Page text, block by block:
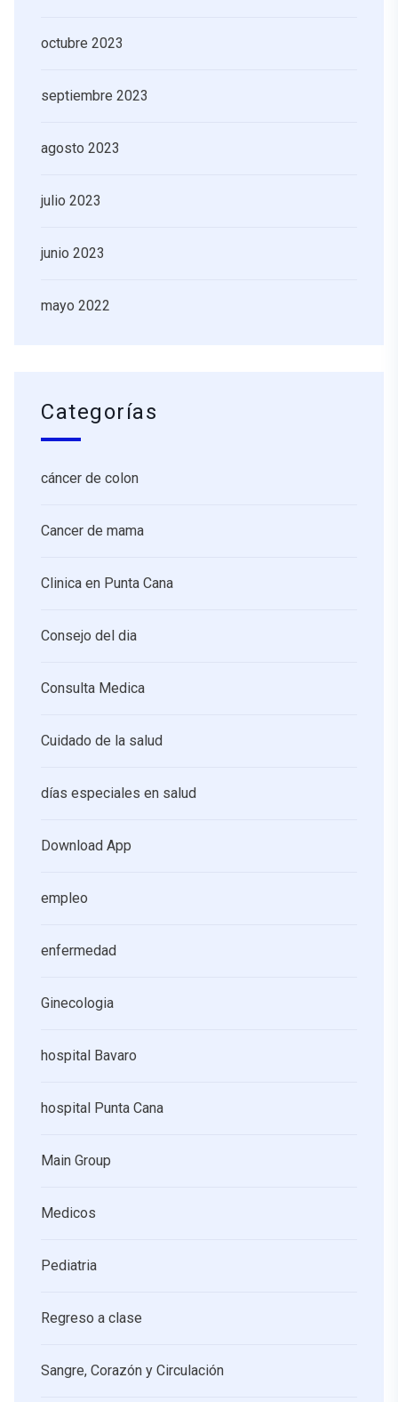
octubre 2023
septiembre 2023
agosto 2023
julio 2023
junio 2023
mayo 2022
Categorías
cáncer de colon
Cancer de mama
Clinica en Punta Cana
Consejo del dia
Consulta Medica
Cuidado de la salud
días especiales en salud
Download App
empleo
enfermedad
Ginecologia
hospital Bavaro
hospital Punta Cana
Main Group
Medicos
Pediatria
Regreso a clase
Sangre, Corazón y Circulación